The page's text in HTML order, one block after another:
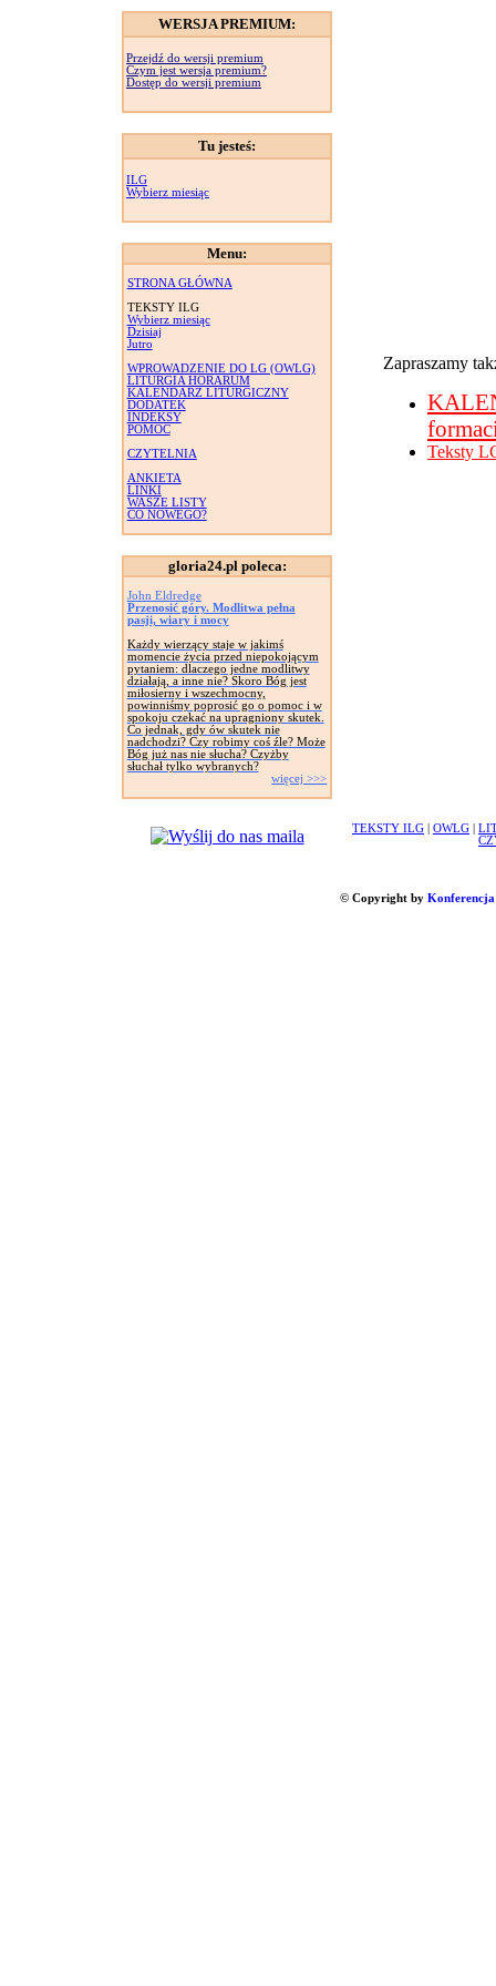
WERSJA PREMIUM:
Przejdź do wersji premium
Czym jest wersja premium?
Dostęp do wersji premium
Tu jesteś:
ILG
Wybierz miesiąc
Menu:
STRONA GŁÓWNA
TEKSTY ILG
Wybierz miesiąc
Dzisiaj
Jutro
WPROWADZENIE DO LG (OWLG)
LITURGIA HORARUM
KALENDARZ LITURGICZNY
DODATEK
INDEKSY
POMOC
CZYTELNIA
ANKIETA
LINKI
WASZE LISTY
CO NOWEGO?
gloria24.pl poleca:
John Eldredge
Przenosić góry. Modlitwa pełna
pasji, wiary i mocy
Każdy wierzący staje w jakimś
momencie życia przed niepokojącym
pytaniem: dlaczego jedne modlitwy
działają, a inne nie? Skoro Bóg jest
miłosierny i wszechmocny,
powinniśmy poprosić go o pomoc i w
spokoju czekać na upragniony skutek.
Co jednak, gdy ów skutek nie
nadchodzi? Czy robimy coś źle? Może
Bóg już nas nie słucha? Czyżby
słuchał tylko wybranych?
więcej >>>
Zapraszamy
Teksty
TEKSTY ILG OWLG
© Copyright by Konferencja